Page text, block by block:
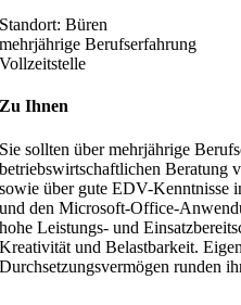
Standort: Büren
mehrjährige Berufserfahrung
Vollzeitstelle
Zu Ihnen
Sie sollten über mehrjährige
betriebswirtschaftlichen Beratung
sowie über gute EDV-Kenntnisse
und den Microsoft-Office-
hohe Leistungs- und
Kreativität und Belastbarkeit.
Durchsetzungsvermögen runden